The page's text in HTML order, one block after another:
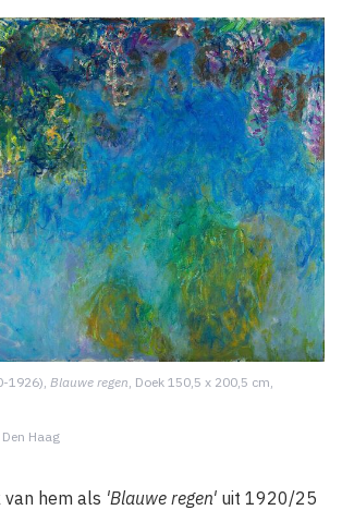
1926), Blauwe regen , Doek 150,5 x 200,5 cm,
Haag
hem als 'Blauwe regen' uit 1920/25